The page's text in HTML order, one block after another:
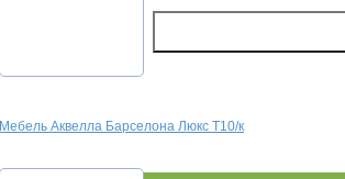
Мебель Аквелла Барселона Люкс Т10/к